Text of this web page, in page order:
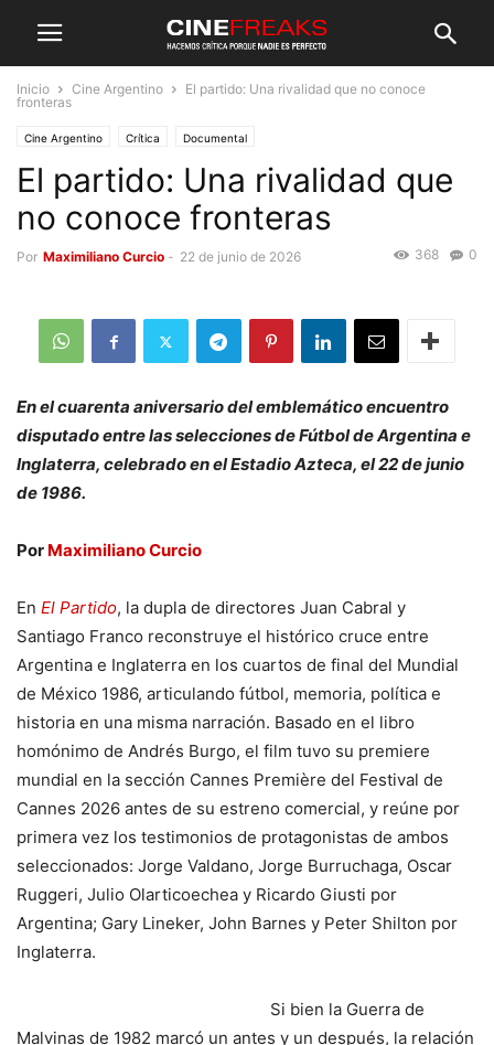
Inicio Cine Argentino
El partido: Una rivalidad que no conoce
fronteras
Cine Argentino Crítica Documental
El partido: Una rivalidad que
no conoce fronteras
Por Maximiliano Curcio - 22 de junio de 2026 0
368
En el cuarenta aniversario del emblemático encuentro
disputado entre las selecciones de Fútbol de Argentina e
Inglaterra, celebrado en el Estadio Azteca, el 22 de junio
de 1986.
Por Maximiliano Curcio
En El Partido, la dupla de directores Juan Cabral y
Santiago Franco reconstruye el histórico cruce entre
Argentina e Inglaterra en los cuartos de final del Mundial
de México 1986, articulando fútbol, memoria, política e
historia en una misma narración. Basado en el libro
homónimo de Andrés Burgo, el film tuvo su premiere
mundial en la sección Cannes Première del Festival de
Cannes 2026 antes de su estreno comercial, y reúne por
primera vez los testimonios de protagonistas de ambos
seleccionados: Jorge Valdano, Jorge Burruchaga, Oscar
Ruggeri, Julio Olarticoechea y Ricardo Giusti por
Argentina; Gary Lineker, John Barnes y Peter Shilton por
Inglaterra.
Si bien la Guerra de
Malvinas de 1982 marcó un antes y un después, la relación